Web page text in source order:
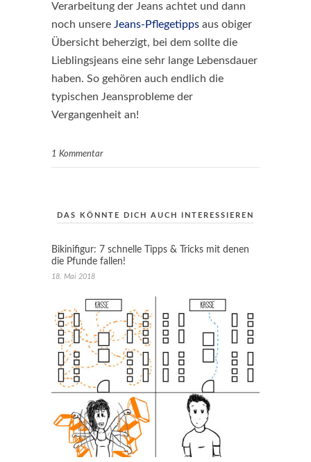
Verarbeitung der Jeans achtet und dann
noch unsere Jeans-Pflegetipps aus obiger
Übersicht beherzigt, bei dem sollte die
Lieblingsjeans eine sehr lange Lebensdauer
haben. So gehören auch endlich die
typischen Jeansprobleme der
Vergangenheit an!
1 Kommentar
DAS KÖNNTE DICH AUCH INTERESSIEREN
Bikinifigur: 7 schnelle Tipps & Tricks mit denen
die Pfunde fallen!
18. Mai 2018